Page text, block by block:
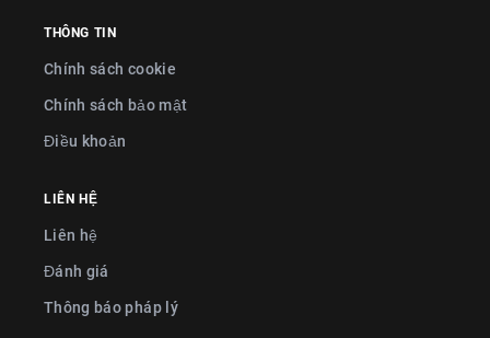
THÔNG TIN
Chính sách cookie
Chính sách bảo mật
Điều khoản
LIÊN HỆ
Liên hệ
Đánh giá
Thông báo pháp lý